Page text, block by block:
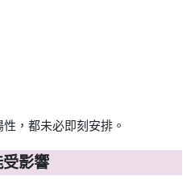
，都未必即刻安排。
影響